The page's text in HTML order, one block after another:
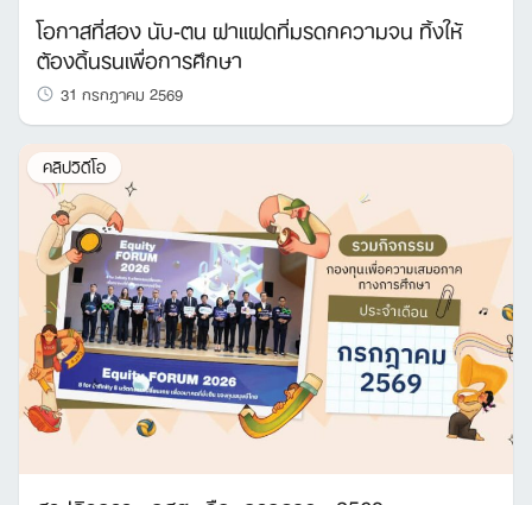
โอกาสที่สอง นับ-ตน ฝาแฝดที่มรดกความจน ทิ้งให้
ต้องดิ้นรนเพื่อการศึกษา
31 กรกฎาคม 2569
คลิปวิดีโอ